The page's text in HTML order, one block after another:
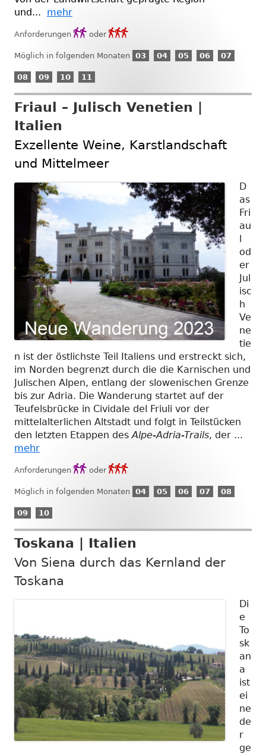
und...
mehr
Anforderungen Anforderungsgrad
oder Anforderungsgrad
Möglich in folgenden Monaten
03
03
04
04
05
05
06
06
07
07
08
08
09
09
10
10
11
11
Friaul – Julisch Venetien |
Italien
Exzellente Weine, Karstlandschaft
und Mittelmeer
D
as
Fri
au
l
od
er
Jul
isc
h
Ve
ne
tie
n ist der östlichste Teil Italiens und erstreckt sich,
im Norden begrenzt durch die die Karnischen und
Julischen Alpen, entlang der slowenischen Grenze
bis zur Adria. Die Wanderung startet auf der
Teufelsbrücke in Cividale del Friuli vor der
mittelalterlichen Altstadt und folgt in Teilstücken
den letzten Etappen desAlpe-Adria-Trails, der ...
mehr
Anforderungen Anforderungsgrad
oder Anforderungsgrad
Möglich in folgenden Monaten
04
04
05
05
06
06
07
07
08
08
09
09
10
10
Toskana | Italien
Von Siena durch das Kernland der
Toskana
Di
e
To
sk
an
a
ist
ei
ne
de
r
ge